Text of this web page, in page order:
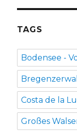
TAGS
Bodensee -
Costa de la
Großes